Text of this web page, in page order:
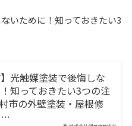
いために！知っておきたい3
】光触媒塗装で後悔しな
知っておきたい3つの注
市の外壁塗装・屋根修
…